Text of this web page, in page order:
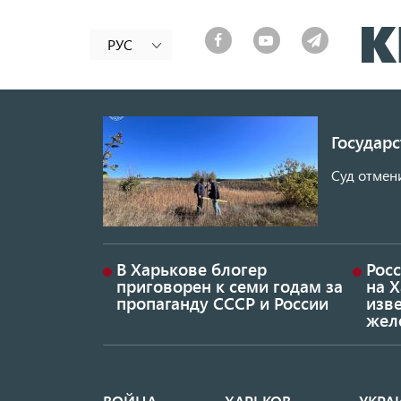
РУС
Суд
В Харькове блогер
приговорен к семи годам за
пропаганду СССР и России
на